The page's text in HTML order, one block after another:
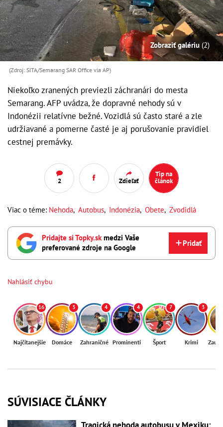
Zobraziť galériu (2)
(Zdroj: SITA/Semarang SAR Office via AP)
Niekoľko zranených previezli záchranári do mesta
Semarang. AFP uvádza, že dopravné nehody sú v
Indonézii relatívne bežné. Vozidlá sú často staré a zle
udržiavané a pomerne časté je aj porušovanie pravidiel
cestnej premávky.
2 Zdieľať
Tip na
článok
Viac o téme: Nehoda, Autobus, Indonézia, Obete, Zvodidlá
Pridajte si Topky.skmedzi Vaše
preferované zdroje na Google
Pridať
Nahlásiť chybu
16
Najčítanejšie
3
Domáce
4
Zahraničné
4
Prominenti
7
Šport
3
Krimi
SÚVISIACE ČLÁNKY
Tragická nehoda autobusu v Mexiku: